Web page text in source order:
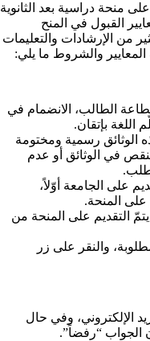
منحة دراسية بعد الثانوية
القبول في المنح
من الإرشادات والتعليمات
والشروط ما يلي:
الطالب، الانضمام في
الوثائق رسمية ومختومة
في الوثائق أو عدم
على الجامعة أوّلاً،
المنحة.
التقديم على المنحة من
والنقر على زر
الإلكتروني، وفي حال
الجواب “رفضاً”.